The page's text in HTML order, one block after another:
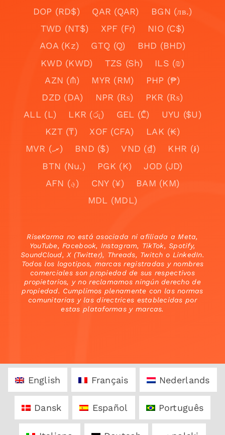
DOP (RD$)
QAR (QAR)
BGN (лв.)
TWD (NT$)
XPF (Fr)
NIO (C$)
AOA (Kz)
GTQ (Q)
BHD (BHD)
KWD (KWD)
TZS (Sh)
ILS (₪)
AZN (₼)
MYR (RM)
PHP (₱)
DZD (DA)
NPR (₨)
PKR (₨)
ALL (L)
LKR (රු) GEL (₾)
UYU ($U)
KZT (₸)
XOF (CFA)
LAK (₭)
MVR (.ރ)
BND ($) VND (₫)
KHR (៛)
BTN (Nu.)
PGK (K)
JOD (JD)
AFN (؋)
CNY (¥)
BAM (KM)
MDL (MDL)
RiseKarma no está asociada ni afiliada a Meta,
YouTube, Facebook, Instagram, TikTok, Spotify,
SoundCloud, X (Twitter), Threads, Twitch o LinkedIn.
Todos los logotipos, marcas registradas y nombres
comerciales son propiedad de sus respectivos
propietarios, y no reclamamos ningún derecho de
propiedad. Cumplimos plenamente con las normas
comunitarias y las directrices establecidas por
estas plataformas y marcas.
English Français Nederlands
Dansk Español Português